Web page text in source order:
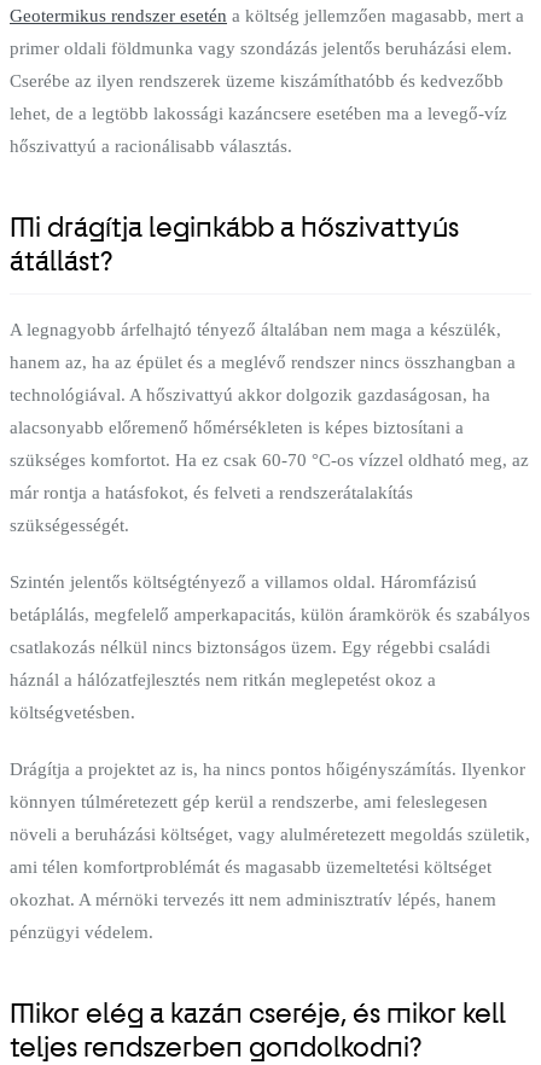
Geotermikus rendszer esetén a költség jellemzően magasabb, mert a
primer oldali földmunka vagy szondázás jelentős beruházási elem.
Cserébe az ilyen rendszerek üzeme kiszámíthatóbb és kedvezőbb
lehet, de a legtöbb lakossági kazáncsere esetében ma a levegő-víz
hőszivattyú a racionálisabb választás.
Mi drágítja leginkább a hőszivattyús
átállást?
A legnagyobb árfelhajtó tényező általában nem maga a készülék,
hanem az, ha az épület és a meglévő rendszer nincs összhangban a
technológiával. A hőszivattyú akkor dolgozik gazdaságosan, ha
alacsonyabb előremenő hőmérsékleten is képes biztosítani a
szükséges komfortot. Ha ez csak 60-70 °C-os vízzel oldható meg, az
már rontja a hatásfokot, és felveti a rendszerátalakítás
szükségességét.
Szintén jelentős költségtényező a villamos oldal. Háromfázisú
betáplálás, megfelelő amperkapacitás, külön áramkörök és szabályos
csatlakozás nélkül nincs biztonságos üzem. Egy régebbi családi
háznál a hálózatfejlesztés nem ritkán meglepetést okoz a
költségvetésben.
Drágítja a projektet az is, ha nincs pontos hőigényszámítás. Ilyenkor
könnyen túlméretezett gép kerül a rendszerbe, ami feleslegesen
növeli a beruházási költséget, vagy alulméretezett megoldás születik,
ami télen komfortproblémát és magasabb üzemeltetési költséget
okozhat. A mérnöki tervezés itt nem adminisztratív lépés, hanem
pénzügyi védelem.
Mikor elég a kazán cseréje, és mikor kell
teljes rendszerben gondolkodni?